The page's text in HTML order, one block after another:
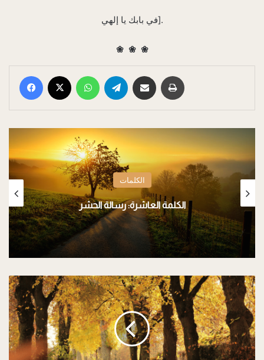
في بابك يا إلهي].
❀ ❀ ❀
الكلمات
الكلمة العاشرة: رسالة الحشر
ا
ل
ك
ل
م
ة